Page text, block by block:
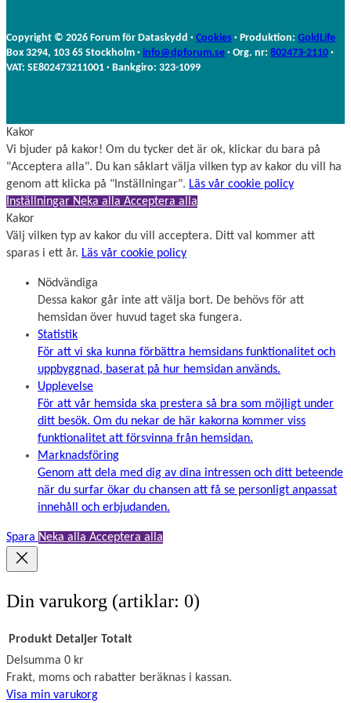
a
m
n
Copyright © 2026 Forum för Dataskydd · Cookies · Produktion: GoldLife
Box 3294, 103 65 Stockholm · info@dpforum.se · Org. nr: 802473-2110 ·
VAT: SE802473211001 · Bankgiro: 323-1099
Kakor
Vi bjuder på kakor! Om du tycker det är ok, klickar du bara på
"Acceptera alla". Du kan såklart välja vilken typ av kakor du vill ha
genom att klicka på "Inställningar". Läs vår cookie policy
Inställningar Neka alla Acceptera alla
Kakor
Välj vilken typ av kakor du vill acceptera. Ditt val kommer att
sparas i ett år. Läs vår cookie policy
Nödvändiga
Dessa kakor går inte att välja bort. De behövs för att
hemsidan över huvud taget ska fungera.
Statistik
För att vi ska kunna förbättra hemsidans funktionalitet och
uppbyggnad, baserat på hur hemsidan används.
Upplevelse
För att vår hemsida ska prestera så bra som möjligt under
ditt besök. Om du nekar de här kakorna kommer viss
funktionalitet att försvinna från hemsidan.
Marknadsföring
Genom att dela med dig av dina intressen och ditt beteende
när du surfar ökar du chansen att få se personligt anpassat
innehåll och erbjudanden.
Spara Neka alla Acceptera alla
Din varukorg (artiklar: 0)
Produkter
Produkt Detaljer Totalt
Delsumma 0 kr
Frakt, moms och rabatter beräknas i kassan.
Visa min varukorg